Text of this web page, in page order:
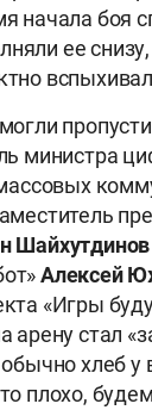
начала боя
ее
министра
Шайхутдинов
Алексей
«Игры
арену стал
хлеб у
плохо, будем